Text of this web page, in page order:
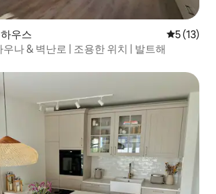
우스 평점 5점
5 (13)
나 & 벽난로 | 조용한 위치 | 발트해